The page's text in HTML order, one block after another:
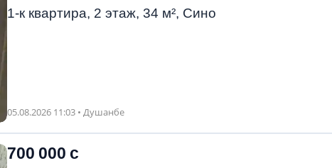
1-к квартира, 2 этаж, 34 м², Сино
05.08.2026 11:03 • Душанбе
700 000 с